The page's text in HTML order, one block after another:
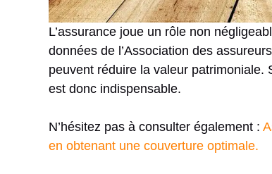
L’assurance joue un rôle non
données de l’Association des
peuvent réduire la valeur
est donc indispensable.
N’hésitez pas à consulter également :
en obtenant une couverture optimale.